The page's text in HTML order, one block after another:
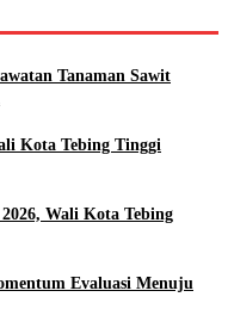
Tanaman Sawit
Kota Tebing Tinggi
Wali Kota Tebing
Evaluasi Menuju